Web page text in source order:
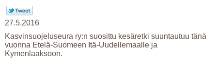
27.5.2016
Kasvinsuojeluseura ry:n suosittu kesäretki suuntautuu tänä
vuonna Etelä-Suomeen Itä-Uudellemaalle ja
Kymenlaaksoon.